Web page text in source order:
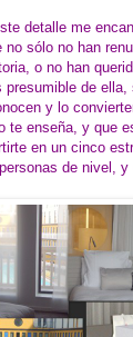
detalle me
no sólo no han
o no han
presumible de ella,
y lo
te enseña, y que
en un cinco
de nivel,